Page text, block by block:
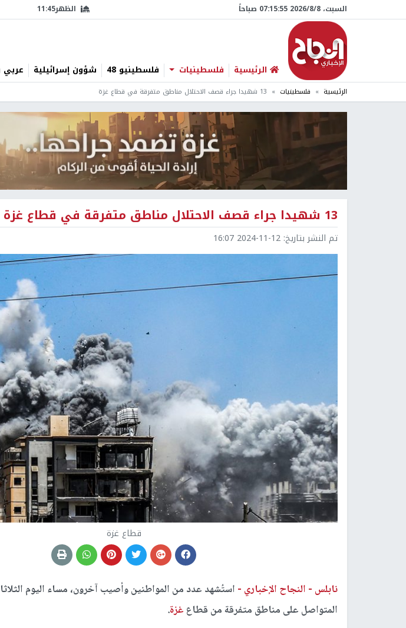
السبت، 8/‏8/‏2026 07:15:56 صباحاً الظهر11:45
الرئيسية فلسطينيات فلسطينيو 48 شؤون إسرائيلية عربي
الرئيسية فلسطينيات 13 شهيدا جراء قصف الاحتلال مناطق متفرقة في قطاع غزة
13 شهيدا جراء قصف الاحتلال مناطق متفرقة في قطاع غزة
تم النشر بتاريخ: 2024-11-12 16:07
قطاع غزة
نابلس - النجاح الإخباري - استُشهد عدد من المواطنين وأصيب آخرون، مساء اليوم
المتواصل على مناطق متفرقة من قطاع غزة.